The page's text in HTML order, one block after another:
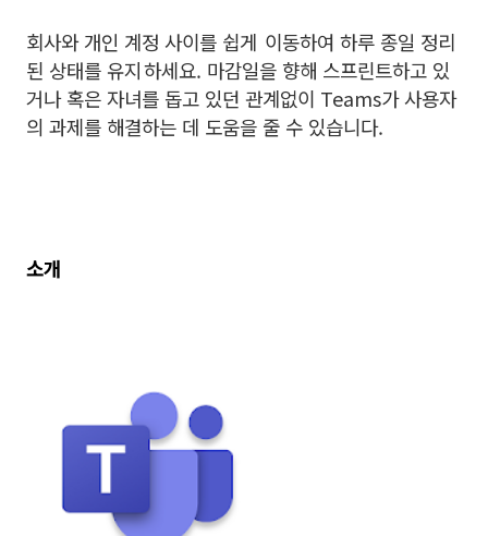
회사와 개인 계정 사이를 쉽게 이동하여 하루 종일 정리
된 상태를 유지 하세요. 마감일을 향해 스프린트하고 있
거나 혹은 자녀를 돕고 있던 관계없이 Teams가 사용자
의 과제를 해결하는 데 도움을 줄 수 있습니다.
소개